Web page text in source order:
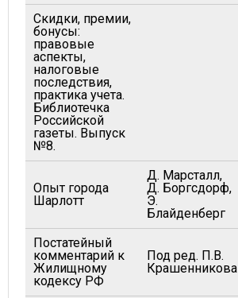
Скидки, премии,
бонусы:
правовые
аспекты,
налоговые
последствия,
практика учета.
Библиотечка
Российской
газеты. Выпуск
№8.
Опыт города
Шарлотт
Д. Марсталл,
Д. Боргсдорф,
Э.
Блайденберг
Постатейный
комментарий к
Жилищному
кодексу РФ
Под ред. П.В.
Крашенникова